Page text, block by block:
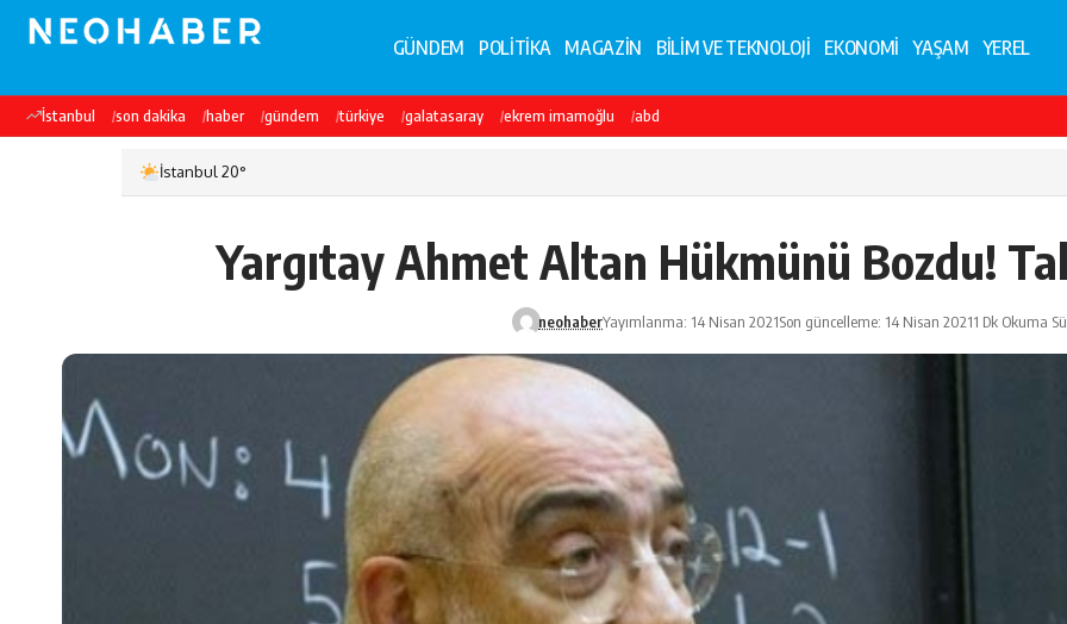
GÜNDEM POLİTİKA MAGAZİN BİLİM VE TEKNOLOJİ EKONOMİ YAŞAM YEREL
İstanbul son dakika haber gündem türkiye galatasaray ekrem imamoğlu abd
İstanbul 20°
Yargıtay Ahmet Altan Hükmünü Bozdu!
neohaberYayımlanma: 14 Nisan 2021Son güncelleme: 14 Nisan 20211 Dk Okuma